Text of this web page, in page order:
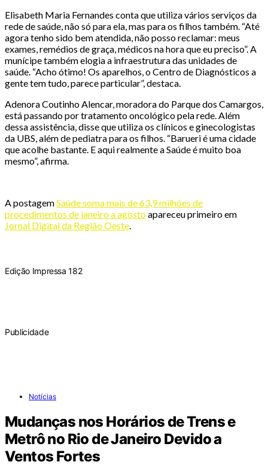
Elisabeth Maria Fernandes conta que utiliza vários serviços da
rede de saúde, não só para ela, mas para os filhos também. “Até
agora tenho sido bem atendida, não posso reclamar: meus
exames, remédios de graça, médicos na hora que eu preciso”. A
munícipe também elogia a infraestrutura das unidades de
saúde. “Acho ótimo! Os aparelhos, o Centro de Diagnósticos a
gente tem tudo, parece particular”, destaca.
Adenora Coutinho Alencar, moradora do Parque dos Camargos,
está passando por tratamento oncológico pela rede. Além
dessa assistência, disse que utiliza os clínicos e ginecologistas
da UBS, além de pediatra para os filhos. “Barueri é uma cidade
que acolhe bastante. E aqui realmente a Saúde é muito boa
mesmo”, afirma.
A postagemSaúde soma mais de 63,9 milhões de
procedimentos de janeiro a agostoapareceu primeiro em
Jornal Digital da Região Oeste.
Edição Impressa 182
Publicidade
Notícias
Mudanças nos Horários de Trens e
Metrô no Rio de Janeiro Devido a
Ventos Fortes